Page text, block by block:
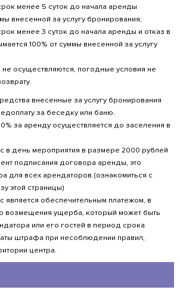
человеческое достоинство
-влечет наложение
до одной тысячи
арест на срок до
пляжами в
приказами МЧС России от
с собой на пляж
на пирсах и береговых
и электронные
напитков только на
возраста купаются